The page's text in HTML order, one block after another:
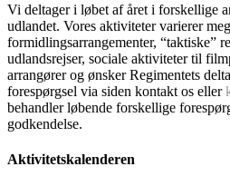
Vi deltager i løbet af året i forskellige
udlandet. Vores aktiviteter varierer
formidlingsarrangementer, “taktiske”
udlandsrejser, sociale aktiviteter til
arrangører og ønsker Regimentets
forespørgsel via siden kontakt os eller
behandler løbende forskellige
godkendelse.
Aktivitetskalenderen